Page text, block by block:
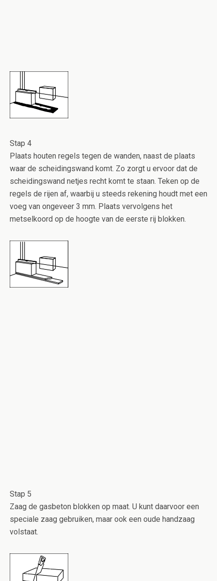
Stap 4
Plaats houten regels tegen de wanden, naast de plaats
waar de scheidingswand komt. Zo zorgt u ervoor dat de
scheidingswand netjes recht komt te staan. Teken op de
regels de rijen af, waarbij u steeds rekening houdt met een
voeg van ongeveer 3 mm. Plaats vervolgens het
metselkoord op de hoogte van de eerste rij blokken.
Stap 5
Zaag de gasbeton blokken op maat. U kunt daarvoor een
speciale zaag gebruiken, maar ook een oude handzaag
volstaat.